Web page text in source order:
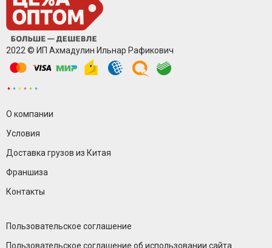
2022 © ИП Ахмадулин Ильнар Рафикович
О компании
Условия
Доставка грузов из Китая
Франшиза
Контакты
Пользовательское соглашение
Пользовательское соглашение об использовании сайта